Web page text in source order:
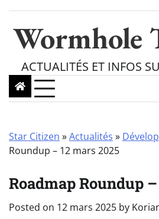
content
Wormhole
ACTUALITÉS ET INFOS
Star Citizen »Actualités »
Roundup – 12 mars 2025
Roadmap Roundup
Posted on 12 mars 2025 by